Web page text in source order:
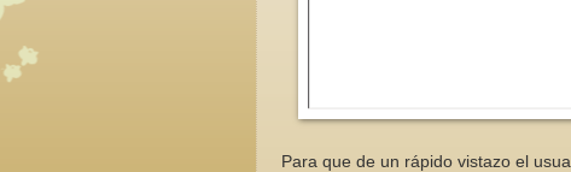
Para que de un rápido vistazo el